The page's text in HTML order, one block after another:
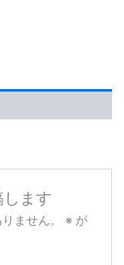
ます
ません。 ※ が